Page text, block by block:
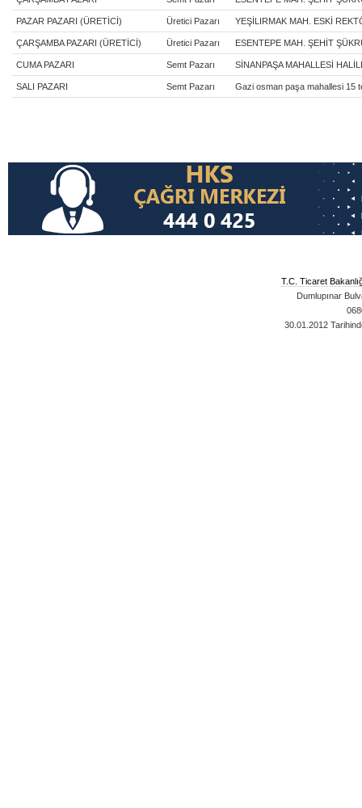
PAZAR PAZARI (ÜRETİCİ) Üretici Pazarı YEŞİLIRMAK MAH. ESKİ
ÇARŞAMBA PAZARI (ÜRETİCİ) Üretici Pazarı ESENTEPE MAH. ŞEHİT
CUMA PAZARI Semt Pazarı SİNANPAŞA MAHALLESİ
SALI PAZARI Semt Pazarı Gazi osman paşa mahallesi 15
T.C. Ticaret
Dumlupınar
30.01.2012